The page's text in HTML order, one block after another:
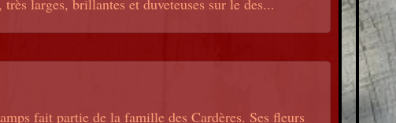
fait partie de la famille des Cardères. Ses fleurs